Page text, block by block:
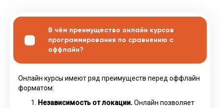
В чём преимущество онлайн курсов
программирования по сравнению с
оффлайн?
Онлайн курсы имеют ряд преимуществ перед оффлайн
форматом:
Независимость от локации. Онлайн позволяет